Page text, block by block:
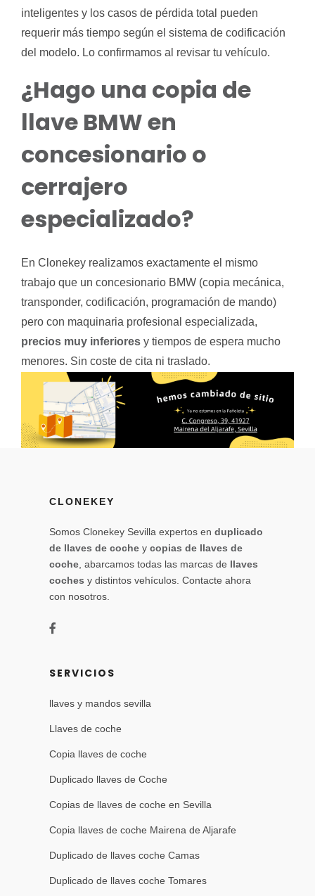
inteligentes y los casos de pérdida total pueden
requerir más tiempo según el sistema de codificación
del modelo. Lo confirmamos al revisar tu vehículo.
¿Hago una copia de
llave BMW en
concesionario o
cerrajero
especializado?
En Clonekey realizamos exactamente el mismo
trabajo que un concesionario BMW (copia mecánica,
transponder, codificación, programación de mando)
pero con maquinaria profesional especializada,
precios muy inferiores y tiempos de espera mucho
menores. Sin coste de cita ni traslado.
CLONEKEY
Somos Clonekey Sevilla expertos en duplicado
de llaves de coche y copias de llaves de
coche , abarcamos todas las marcas de llaves
coches y distintos vehículos. Contacte ahora
con nosotros.
SERVICIOS
llaves y mandos sevilla
Llaves de coche
Copia llaves de coche
Duplicado llaves de Coche
Copias de llaves de coche en Sevilla
Copia llaves de coche Mairena de Aljarafe
Duplicado de llaves coche Camas
Duplicado de llaves coche Tomares